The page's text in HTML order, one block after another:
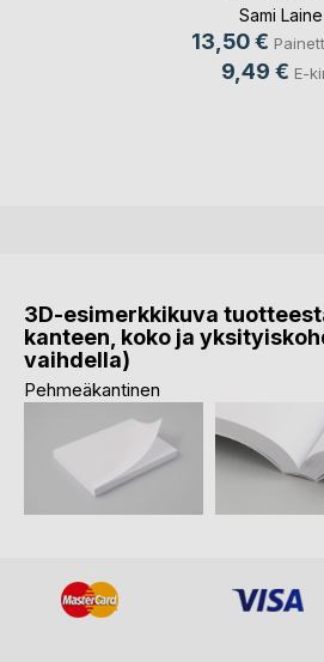
Sami Laine
13,50 €
9,49 € E-
3D-esimerkkikuva
kanteen, koko ja
vaihdella)
Pehmeäkantinen